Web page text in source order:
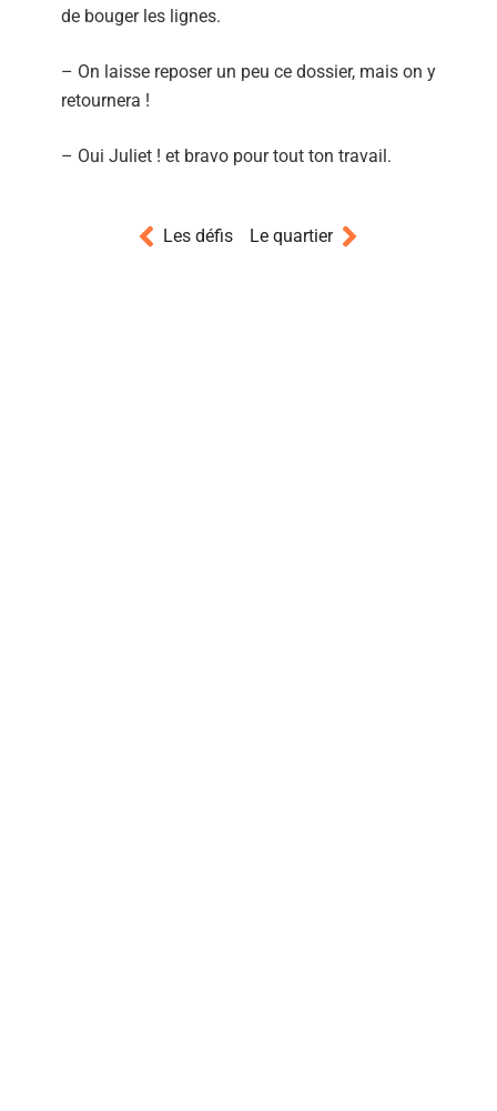
de bouger les lignes.
– On laisse reposer un peu ce dossier, mais on y
retournera !
– Oui Juliet ! et bravo pour tout ton travail.
Les défis Le quartier